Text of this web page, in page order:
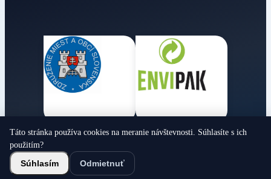
Obecné noviny
© 2026 Všetky práva vyhradené
Táto stránka používa cookies na meranie návštevnosti. Súhlasíte s ich
použitím?
Súhlasím Odmietnuť